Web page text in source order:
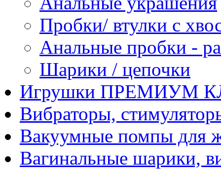
Пробки/ втулки с
Анальные пробки -
Шарики / цепочки
Игрушки ПРЕМИУМ
Вибраторы,
Вакуумные помпы для
Вагинальные шарики,